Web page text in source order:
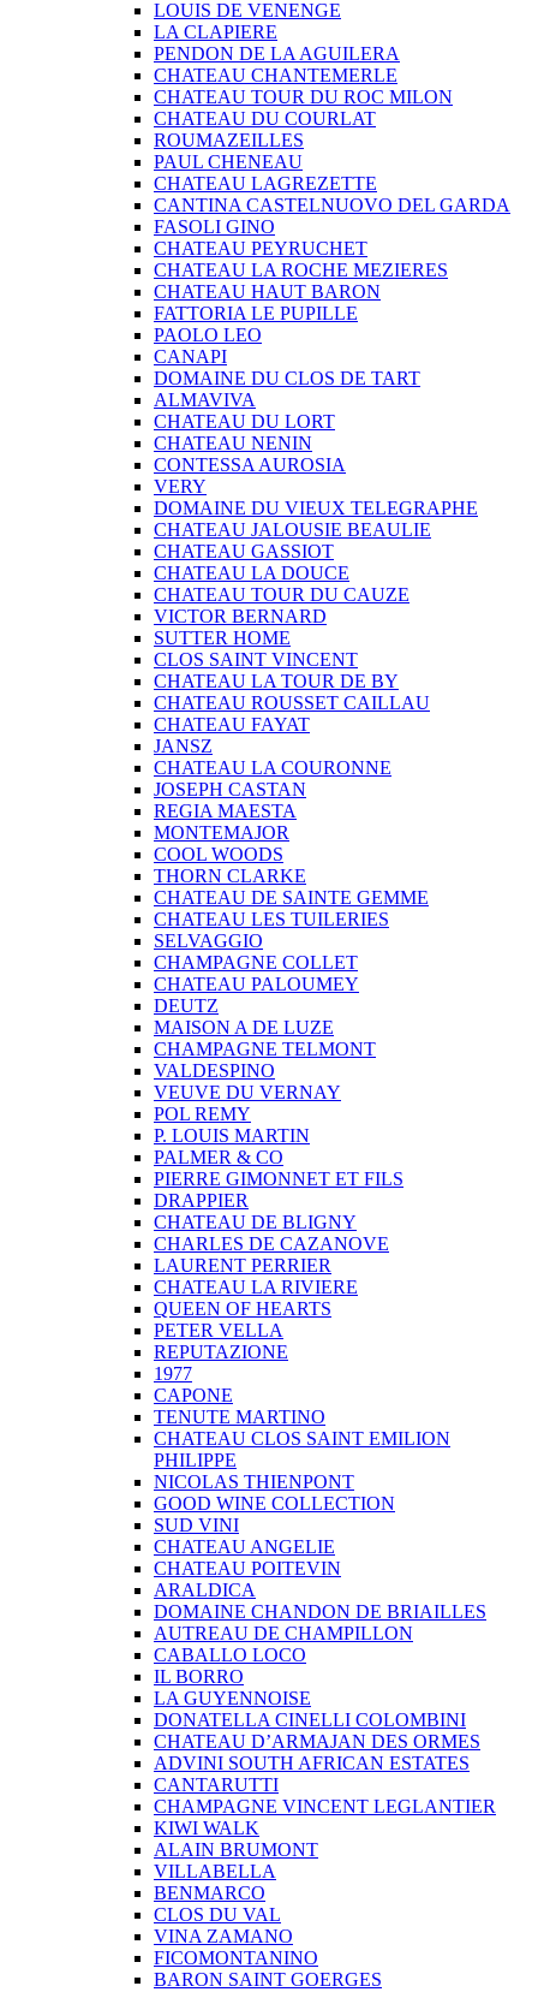
LOUIS DE VENENGE
LA CLAPIERE
PENDON DE LA AGUILERA
CHATEAU CHANTEMERLE
CHATEAU TOUR DU ROC MILON
CHATEAU DU COURLAT
ROUMAZEILLES
PAUL CHENEAU
CHATEAU LAGREZETTE
CANTINA CASTELNUOVO DEL GARDA
FASOLI GINO
CHATEAU PEYRUCHET
CHATEAU LA ROCHE MEZIERES
CHATEAU HAUT BARON
FATTORIA LE PUPILLE
PAOLO LEO
CANAPI
DOMAINE DU CLOS DE TART
ALMAVIVA
CHATEAU DU LORT
CHATEAU NENIN
CONTESSA AUROSIA
VERY
DOMAINE DU VIEUX TELEGRAPHE
CHATEAU JALOUSIE BEAULIE
CHATEAU GASSIOT
CHATEAU LA DOUCE
CHATEAU TOUR DU CAUZE
VICTOR BERNARD
SUTTER HOME
CLOS SAINT VINCENT
CHATEAU LA TOUR DE BY
CHATEAU ROUSSET CAILLAU
CHATEAU FAYAT
JANSZ
CHATEAU LA COURONNE
JOSEPH CASTAN
REGIA MAESTA
MONTEMAJOR
COOL WOODS
THORN CLARKE
CHATEAU DE SAINTE GEMME
CHATEAU LES TUILERIES
SELVAGGIO
CHAMPAGNE COLLET
CHATEAU PALOUMEY
DEUTZ
MAISON A DE LUZE
CHAMPAGNE TELMONT
VALDESPINO
VEUVE DU VERNAY
POL REMY
P. LOUIS MARTIN
PALMER & CO
PIERRE GIMONNET ET FILS
DRAPPIER
CHATEAU DE BLIGNY
CHARLES DE CAZANOVE
LAURENT PERRIER
CHATEAU LA RIVIERE
QUEEN OF HEARTS
PETER VELLA
REPUTAZIONE
1977
CAPONE
TENUTE MARTINO
CHATEAU CLOS SAINT EMILION
PHILIPPE
NICOLAS THIENPONT
GOOD WINE COLLECTION
SUD VINI
CHATEAU ANGELIE
CHATEAU POITEVIN
ARALDICA
DOMAINE CHANDON DE BRIAILLES
AUTREAU DE CHAMPILLON
CABALLO LOCO
IL BORRO
LA GUYENNOISE
DONATELLA CINELLI COLOMBINI
CHATEAU D’ARMAJAN DES ORMES
ADVINI SOUTH AFRICAN ESTATES
CANTARUTTI
CHAMPAGNE VINCENT LEGLANTIER
KIWI WALK
ALAIN BRUMONT
VILLABELLA
BENMARCO
CLOS DU VAL
VINA ZAMANO
FICOMONTANINO
BARON SAINT GOERGES